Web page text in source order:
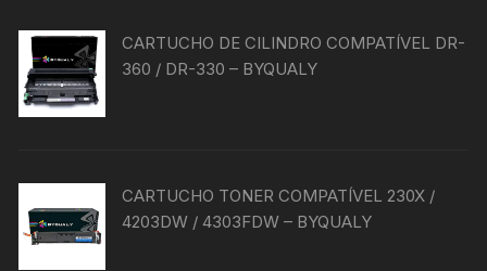
CARTUCHO DE CILINDRO COMPATÍVEL DR-
360 / DR-330 – BYQUALY
CARTUCHO TONER COMPATÍVEL 230X /
4203DW / 4303FDW – BYQUALY